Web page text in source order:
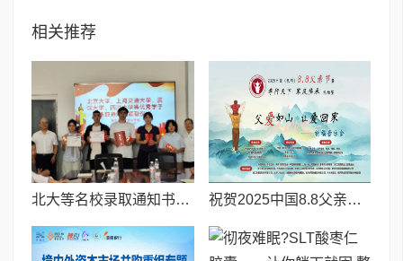
相关推荐
北大等名校录取通知书送达仪式在喀什市特区实验学校暖心举行 祝贺2025中国8.8父亲节“孝行天下家风传承”论坛暨祈福音乐会圆满成功